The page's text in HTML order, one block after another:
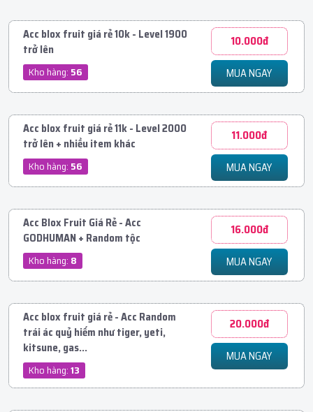
Acc blox fruit giá rẻ 10k - Level 1900
trở lên
Kho hàng: 56
10.000đ
MUA NGAY
Acc blox fruit giá rẻ 11k - Level 2000
trở lên + nhiều item khác
Kho hàng: 56
11.000đ
MUA NGAY
Acc Blox Fruit Giá Rẻ - Acc
GODHUMAN + Random tộc
Kho hàng: 8
16.000đ
MUA NGAY
Acc blox fruit giá rẻ - Acc Random
trái ác quỷ hiếm như tiger, yeti,
kitsune, gas...
Kho hàng:13
20.000đ
MUA NGAY